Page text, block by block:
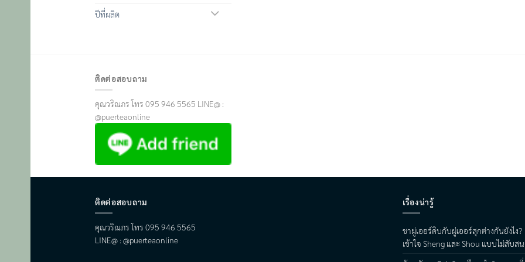
ปีที่ผลิต
ติดต่อสอบถาม
คุณวริณภร โทร 095 946 5565 LINE@ :
@puerteaonline
ติดต่อสอบถาม
คุณวริณภร โทร 095 946 5565
LINE@ : @puerteaonline
เรื่องน่ารู้
ชาผู่เออร์ดิบกับผู่เออร์สุกต่างกันยังไง?
เข้าใจ Sheng และ Shou แบบไม่สับสน